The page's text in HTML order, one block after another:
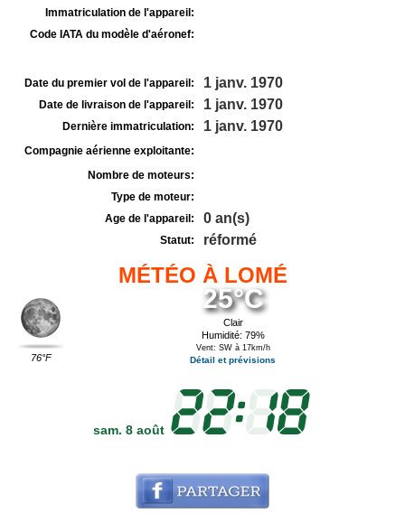
Immatriculation de l'appareil:
Code IATA du modèle d'aéronef:
Date du premier vol de l'appareil: 1 janv. 1970
Date de livraison de l'appareil: 1 janv. 1970
Dernière immatriculation: 1 janv. 1970
Compagnie aérienne exploitante:
Nombre de moteurs:
Type de moteur:
Age de l'appareil:
0 an(s)
Statut: réformé
MÉTÉO À LOMÉ
76°F
25°C
Clair
Humidité: 79%
Vent: SW à 17km/h
Détail et prévisions
sam. 8 août